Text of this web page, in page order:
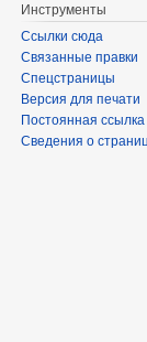
Инструменты
Ссылки сюда
Связанные правки
Спецстраницы
Версия для печати
Постоянная ссылка
Сведения о